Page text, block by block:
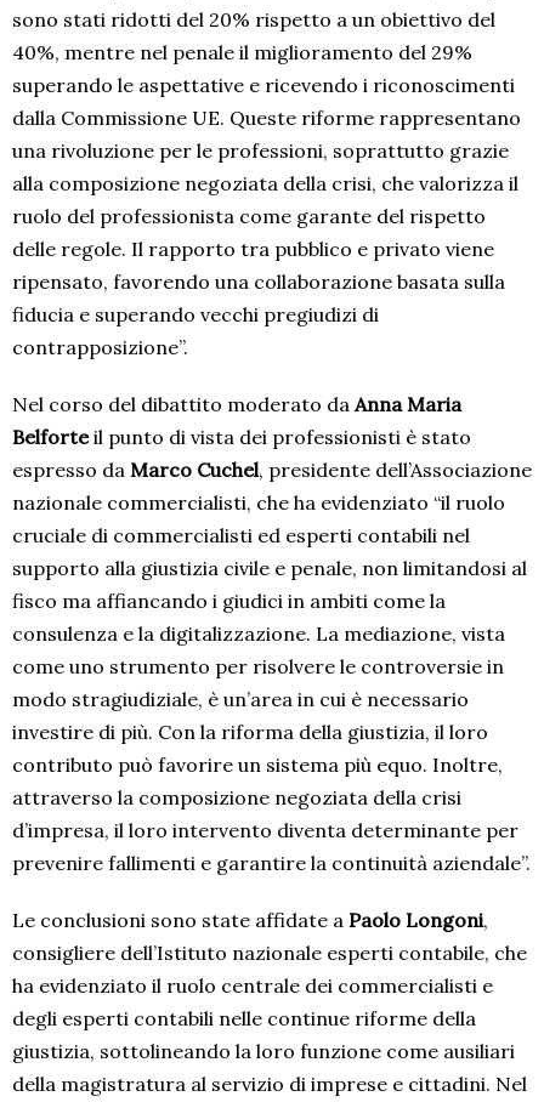
sono stati ridotti del 20% rispetto a un obiettivo del
40%, mentre nel penale il miglioramento del 29%
superando le aspettative e ricevendo i riconoscimenti
dalla Commissione UE. Queste riforme rappresentano
una rivoluzione per le professioni, soprattutto grazie
alla composizione negoziata della crisi, che valorizza il
ruolo del professionista come garante del rispetto
delle regole. Il rapporto tra pubblico e privato viene
ripensato, favorendo una collaborazione basata sulla
fiducia e superando vecchi pregiudizi di
contrapposizione”.
Nel corso del dibattito moderato da Anna Maria
Belforteil punto di vista dei professionisti è stato
espresso da Marco Cuchel, presidente dell’Associazione
nazionale commercialisti, che ha evidenziato “il ruolo
cruciale di commercialisti ed esperti contabili nel
supporto alla giustizia civile e penale, non limitandosi al
fisco ma affiancando i giudici in ambiti come la
consulenza e la digitalizzazione. La mediazione, vista
come uno strumento per risolvere le controversie in
modo stragiudiziale, è un’area in cui è necessario
investire di più. Con la riforma della giustizia, il loro
contributo può favorire un sistema più equo. Inoltre,
attraverso la composizione negoziata della crisi
d’impresa, il loro intervento diventa determinante per
prevenire fallimenti e garantire la continuità aziendale”.
Le conclusioni sono state affidate a Paolo Longoni,
consigliere dell’Istituto nazionale esperti contabile, che
ha evidenziato il ruolo centrale dei commercialisti e
degli esperti contabili nelle continue riforme della
giustizia, sottolineando la loro funzione come ausiliari
della magistratura al servizio di imprese e cittadini. Nel